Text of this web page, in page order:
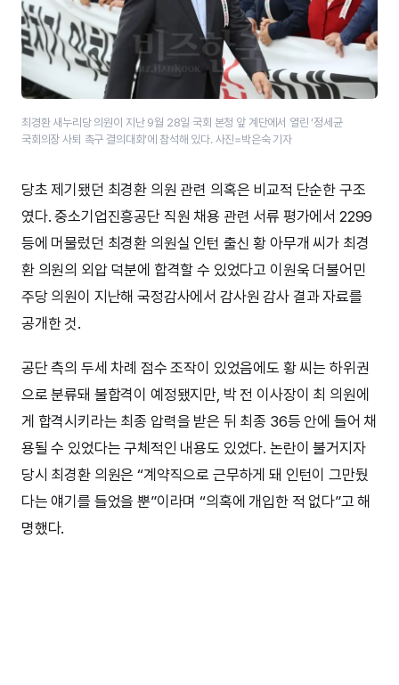
최경환 새누리당 의원이 지난 9월 28일 국회 본청 앞 계단에서 열린 ‘정세균
국회의장 사퇴 촉구 결의대회’에 참석해 있다. 사진=박은숙 기자
당초 제기됐던 최경환 의원 관련 의혹은 비교적 단순한 구조
였다. 중소기업진흥공단 직원 채용 관련 서류 평가에서 2299
등에 머물렀던 최경환 의원실 인턴 출신 황 아무개 씨가 최경
환 의원의 외압 덕분에 합격할 수 있었다고 이원욱 더불어민
주당 의원이 지난해 국정감사에서 감사원 감사 결과 자료를
공개한 것.
공단 측의 두세 차례 점수 조작이 있었음에도 황 씨는 하위권
으로 분류돼 불합격이 예정됐지만, 박 전 이사장이 최 의원에
게 합격시키라는 최종 압력을 받은 뒤 최종 36등 안에 들어 채
용될 수 있었다는 구체적인 내용도 있었다. 논란이 불거지자
당시 최경환 의원은 “계약직으로 근무하게 돼 인턴이 그만뒀
다는 얘기를 들었을 뿐”이라며 “의혹에 개입한 적 없다”고 해
명했다.